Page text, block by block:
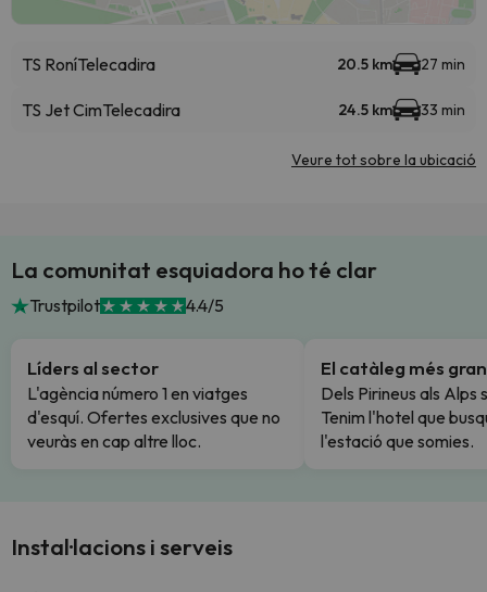
TS RoníTelecadira 20.5 km 27 min
TS Jet CimTelecadira 24.5 km 33 min
Veure tot sobre la ubicació
La comunitat esquiadora ho té clar
Trustpilot 4.4/5
Líders al sector
L'agència número 1 en viatges
d'esquí. Ofertes exclusives que no
veuràs en cap altre lloc.
El catàleg més gran
Dels Pirineus als Alps
Tenim l'hotel que
l'estació que somies.
Instal·lacions i serveis